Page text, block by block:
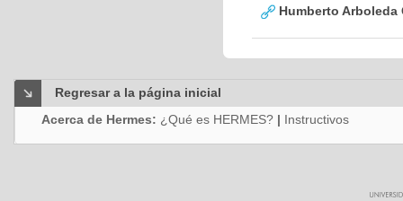
Humberto Arboleda
Regresar a la página inicial
Acerca de Hermes: ¿Qué es HERMES? | Instructivos